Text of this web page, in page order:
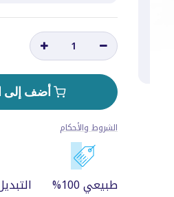
أضف إلى
الشروط والأحكام
طبيعي 100% التبديل